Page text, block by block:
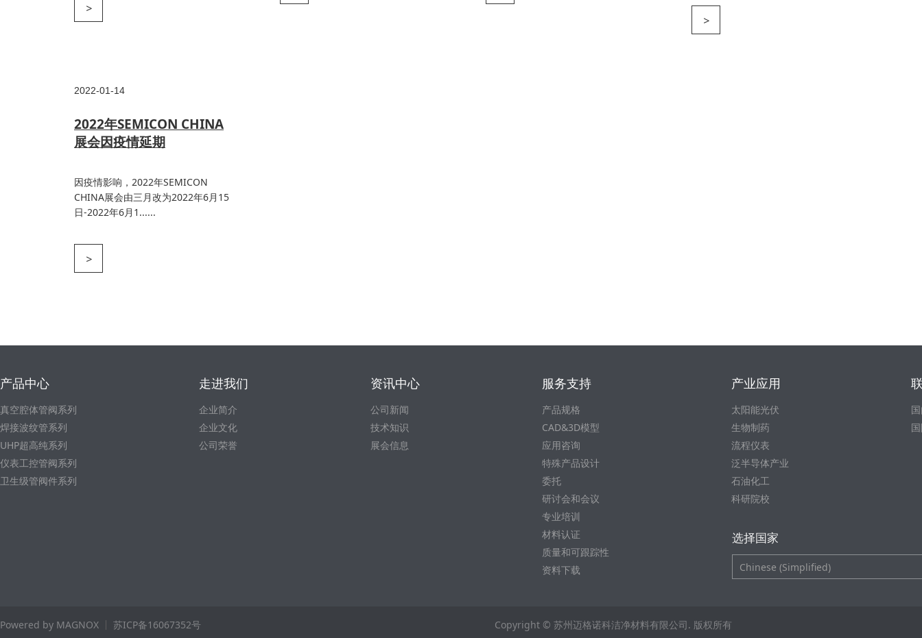
>
>
2022-01-14
2022年SEMICON CHINA
展会因疫情延期
因疫情影响，2022年SEMICON
CHINA展会由三月改为2022年6月15
日-2022年6月1......
>
产品中心
真空腔体管阀系列
焊接波纹管系列
UHP超高纯系列
仪表工控管阀系列
卫生级管阀件系列
走进我们
企业简介
企业文化
公司荣誉
资讯中心
公司新闻
技术知识
展会信息
服务支持
产品规格
CAD&3D模型
应用咨询
特殊产品设计
委托
研讨会和会议
专业培训
材料认证
质量和可跟踪性
资料下载
产业应用
太阳能光伏
生物制药
流程仪表
泛半导体产业
石油化工
科研院校
选择国家
Powered by MAGNOX 苏ICP备16067352号 Copyright © 苏州迈格诺科洁净材料有限公司. 版权所有